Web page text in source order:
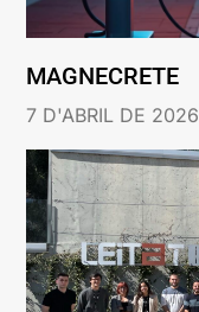
MAGNECRETE
7 D'ABRIL DE 2026